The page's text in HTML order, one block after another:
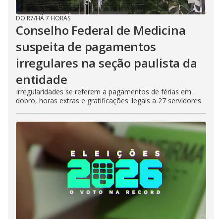
DO R7/HÁ 7 HORAS
Conselho Federal de Medicina
suspeita de pagamentos
irregulares na seção paulista da
entidade
Irregularidades se referem a pagamentos de férias em
dobro, horas extras e gratificações ilegais a 27 servidores